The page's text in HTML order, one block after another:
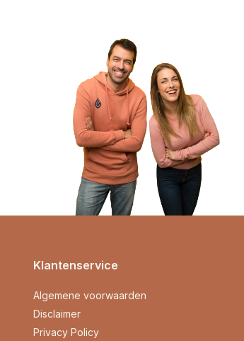
Klantenservice
Algemene voorwaarden
Disclaimer
Privacy Policy